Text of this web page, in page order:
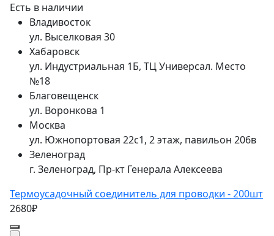
Есть в наличии
Владивосток
ул. Выселковая 30
Хабаровск
ул. Индустриальная 1Б, ТЦ Универсал. Место
№18
Благовещенск
ул. Воронкова 1
Москва
ул. Южнопортовая 22с1, 2 этаж, павильон 206в
Зеленоград
г. Зеленоград, Пр-кт Генерала Алексеева
Термоусадочный соединитель для проводки - 200шт
2680₽